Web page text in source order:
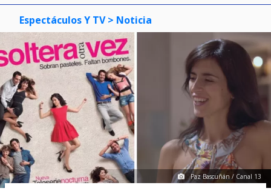
Espectáculos Y TV > Noticia
Paz Bascuñán / Canal 13